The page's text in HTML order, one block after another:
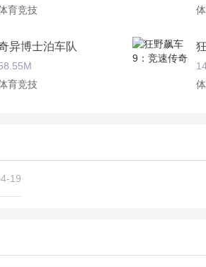
育竞技
异博士泊车队
育竞技
育竞技
19